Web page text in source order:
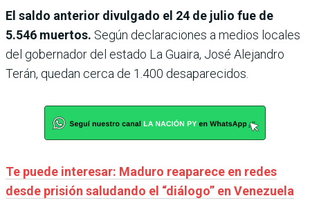
El saldo anterior divulgado el 24 de julio fue de
5.546 muertos. Según declaraciones a medios locales
del gobernador del estado La Guaira, José Alejandro
Terán, quedan cerca de 1.400 desaparecidos.
Te puede interesar: Maduro reaparece en redes
desde prisión saludando el “diálogo” en Venezuela